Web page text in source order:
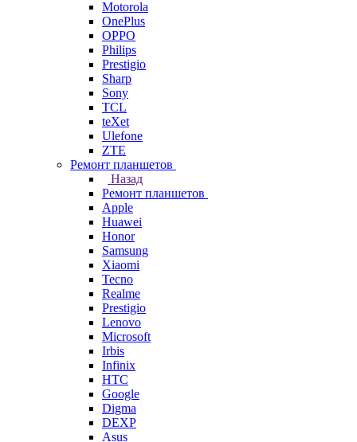
Motorola
OnePlus
OPPO
Philips
Prestigio
Sharp
Sony
TCL
teXet
Ulefone
ZTE
Ремонт планшетов
Назад
Ремонт планшетов
Apple
Huawei
Honor
Samsung
Xiaomi
Tecno
Realme
Prestigio
Lenovo
Microsoft
Irbis
Infinix
HTC
Google
Digma
DEXP
Asus